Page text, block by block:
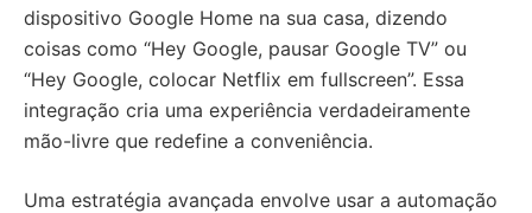
dispositivo Google Home na sua casa, dizendo
coisas como “Hey Google, pausar Google TV” ou
“Hey Google, colocar Netflix em fullscreen”. Essa
integração cria uma experiência verdadeiramente
mão-livre que redefine a conveniência.
Uma estratégia avançada envolve usar a automação